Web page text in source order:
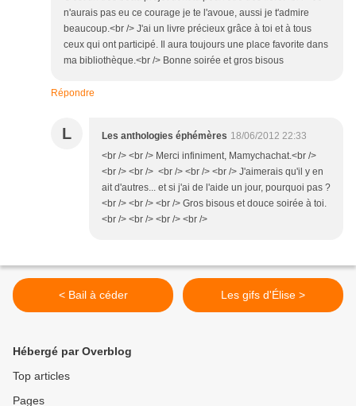
n'aurais pas eu ce courage je te l'avoue, aussi je t'admire
beaucoup.<br /> J'ai un livre précieux grâce à toi et à tous
ceux qui ont participé. Il aura toujours une place favorite dans
ma bibliothèque.<br /> Bonne soirée et gros bisous
Répondre
L Les anthologies éphémères 18/06/2012 22:33
<br /> <br /> Merci infiniment, Mamychachat.<br />
<br /> <br /> <br /> <br /> <br /> J'aimerais qu'il y en
ait d'autres... et si j'ai de l'aide un jour, pourquoi pas ?
<br /> <br /> <br /> Gros bisous et douce soirée à toi.
<br /> <br /> <br /> <br />
< Bail à céder Les gifs d'Élise >
Hébergé par Overblog
Top articles
Pages